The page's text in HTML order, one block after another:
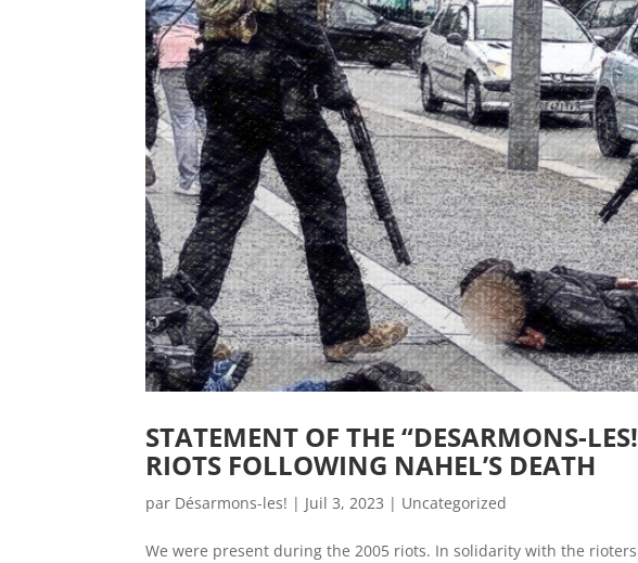
STATEMENT OF THE “DESARMONS-
RIOTS FOLLOWING NAHEL’S DEATH
par Désarmons-les! | Juil 3, 2023 | Uncategorized
We were present during the 2005 riots. In solidarity with the